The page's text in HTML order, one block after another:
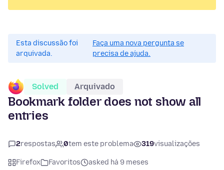
Esta discussão foi
arquivada.
Faça uma nova pergunta se
precisa de ajuda.
Solved Arquivado
Bookmark folder does not show all
entries
2respostas 0tem este problema 319visualizações
Firefox Favoritos
asked há 9 meses